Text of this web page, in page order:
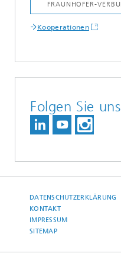
Kooperationen
Folgen Sie uns
DATENSCHUTZERKLÄRUNG
KONTAKT
IMPRESSUM
SITEMAP